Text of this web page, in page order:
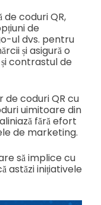
coduri QR,
de
ul dvs. pentru
și asigură o
contrastul de
de coduri QR cu
uimitoare din
fără efort
de marketing.
să implice cu
astăzi inițiativele